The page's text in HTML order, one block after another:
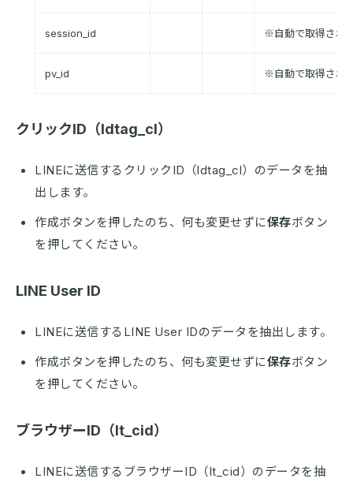
session_id ※自動で取得され
pv_id ※自動で取得され
クリックID（ldtag_cl）
LINEに送信するクリックID（ldtag_cl）のデータを抽
出します。
作成ボタンを押したのち、何も変更せずに保存ボタン
を押してください。
LINE User ID
LINEに送信するLINE User IDのデータを抽出します。
作成ボタンを押したのち、何も変更せずに保存ボタン
を押してください。
ブラウザーID（lt_cid）
LINEに送信するブラウザーID（lt_cid）のデータを抽